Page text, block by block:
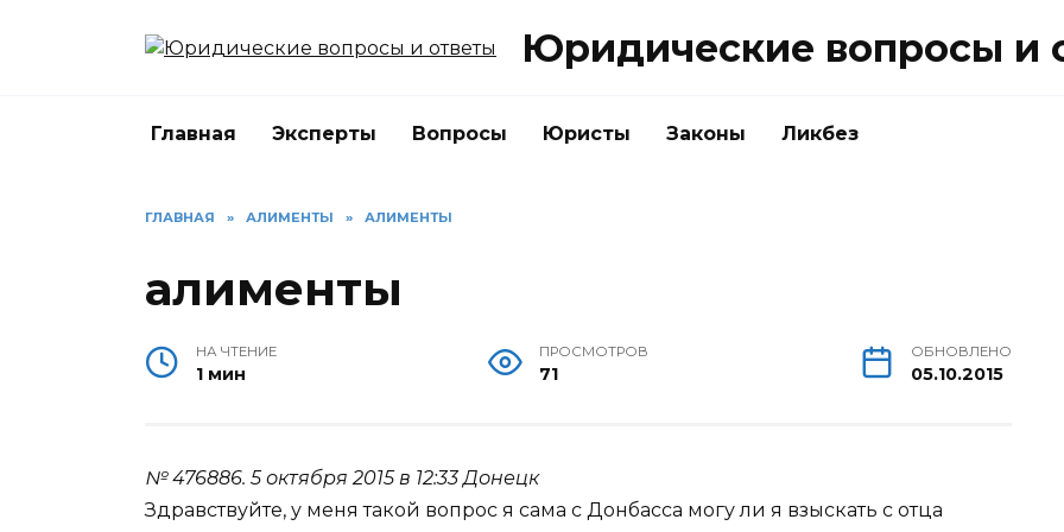
Юридические вопросы и
Главная Эксперты Вопросы Юристы Законы Ликбез
ГЛАВНАЯ » АЛИМЕНТЫ » АЛИМЕНТЫ
алименты
НА ЧТЕНИЕ
1 мин
ПРОСМОТРОВ
71
ОБНОВЛЕНО
05.10.2015
№ 476886. 5 октября 2015 в 12:33 Донецк
Здравствуйте, у меня такой вопрос я сама с Донбасса могу ли я взыскать с отца